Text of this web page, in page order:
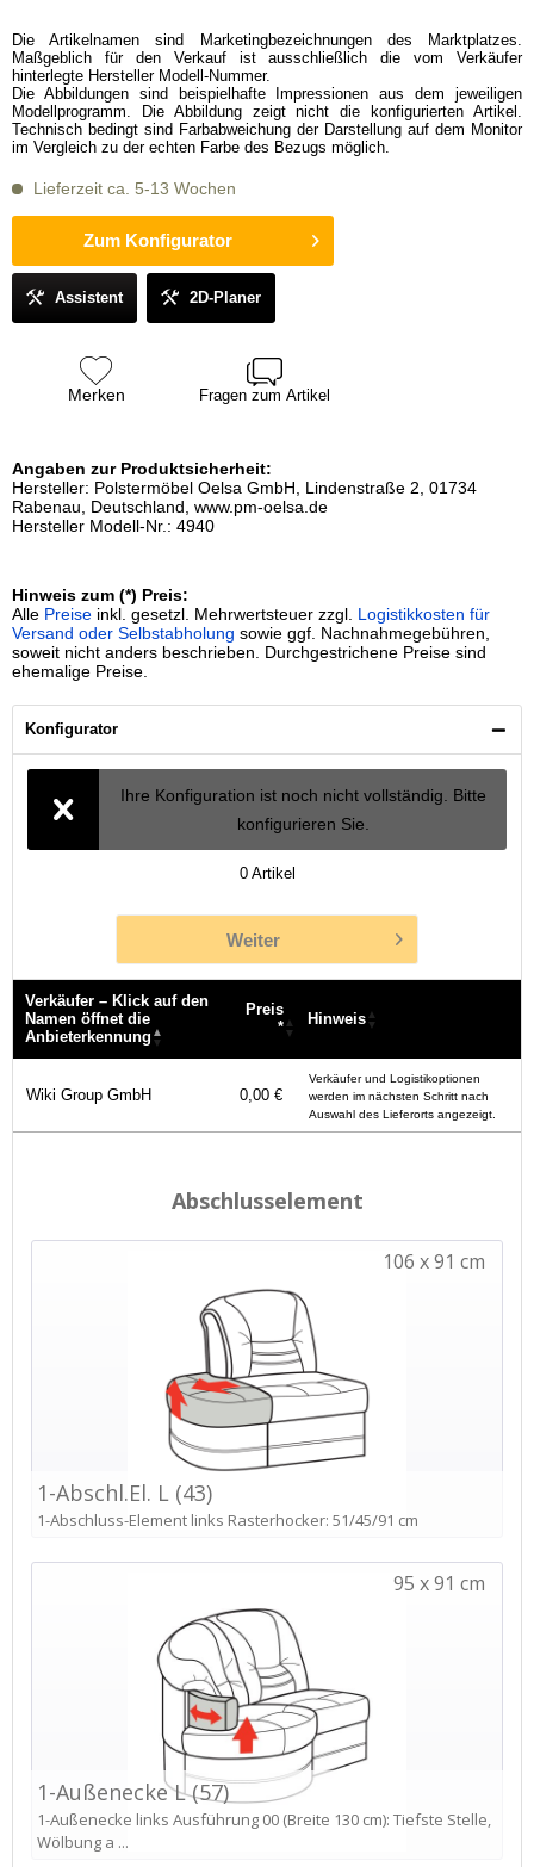
Die Artikelnamen sind Marketingbezeichnungen des Marktplatzes.
Maßgeblich für den Verkauf ist ausschließlich die vom Verkäufer
hinterlegte Hersteller Modell-Nummer.
Die Abbildungen sind beispielhafte Impressionen aus dem jeweiligen
Modellprogramm. Die Abbildung zeigt nicht die konfigurierten Artikel.
Technisch bedingt sind Farbabweichung der Darstellung auf dem Monitor
im Vergleich zu der echten Farbe des Bezugs möglich.
Lieferzeit ca. 5-13 Wochen
Zum Konfigurator
Assistent 2D-Planer
Merken Fragen zum Artikel
Angaben zur Produktsicherheit:
Hersteller: Polstermöbel Oelsa GmbH, Lindenstraße 2, 01734
Rabenau, Deutschland, www.pm-oelsa.de
Hersteller Modell-Nr.: 4940
Hinweis zum (*) Preis:
Alle Preise inkl. gesetzl. Mehrwertsteuer zzgl. Logistikkosten für
Versand oder Selbstabholung sowie ggf. Nachnahmegebühren,
soweit nicht anders beschrieben. Durchgestrichene Preise sind
ehemalige Preise.
Konfigurator
Ihre Konfiguration ist noch nicht vollständig. Bitte
konfigurieren Sie.
0 Artikel
Weiter
Verkäufer – Klick auf den
Namen öffnet die
Anbieterkennung
Preis
*
Hinweis
Namen öffnet die
Anbieterkennung
*
Wiki Group GmbH
0,00 €
Verkäufer und Logistikoptionen
werden im nächsten Schritt nach
Auswahl des Lieferorts angezeigt.